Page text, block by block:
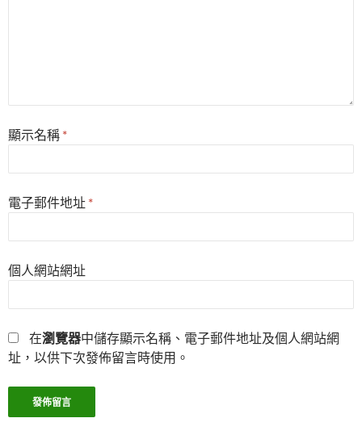
顯示名稱 *
電子郵件地址 *
個人網站網址
在瀏覽器中儲存顯示名稱、電子郵件地址及個人網站網
址，以供下次發佈留言時使用。